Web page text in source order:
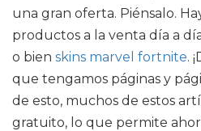
una gran oferta. Piénsalo.
productos a la venta día a
o bien skins marvel fortnite.
que tengamos páginas y
de esto, muchos de estos
gratuito, lo que permite